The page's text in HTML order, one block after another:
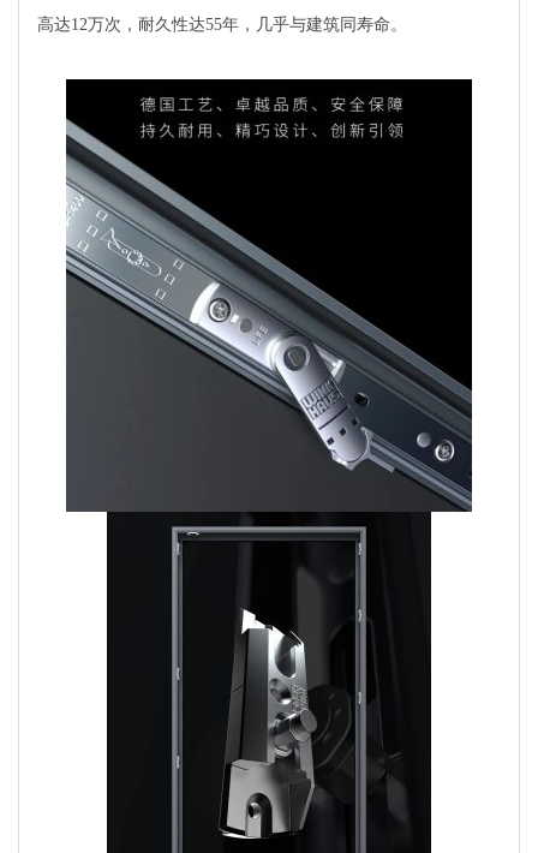
高达12万次，耐久性达55年，几乎与建筑同寿命。